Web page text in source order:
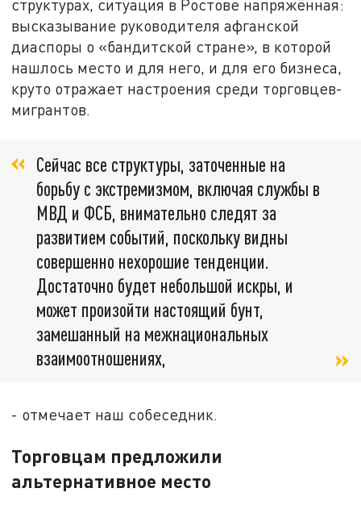
структурах, ситуация в Ростове напряжённая:
высказывание руководителя афганской
диаспоры о «бандитской стране», в которой
нашлось место и для него, и для его бизнеса,
круто отражает настроения среди торговцев-
мигрантов.
Сейчас все структуры, заточенные на
борьбу с экстремизмом, включая службы в
МВД и ФСБ, внимательно следят за
развитием событий, поскольку видны
совершенно нехорошие тенденции.
Достаточно будет небольшой искры, и
может произойти настоящий бунт,
замешанный на межнациональных
взаимоотношениях,
- отмечает наш собеседник.
Торговцам предложили
альтернативное место